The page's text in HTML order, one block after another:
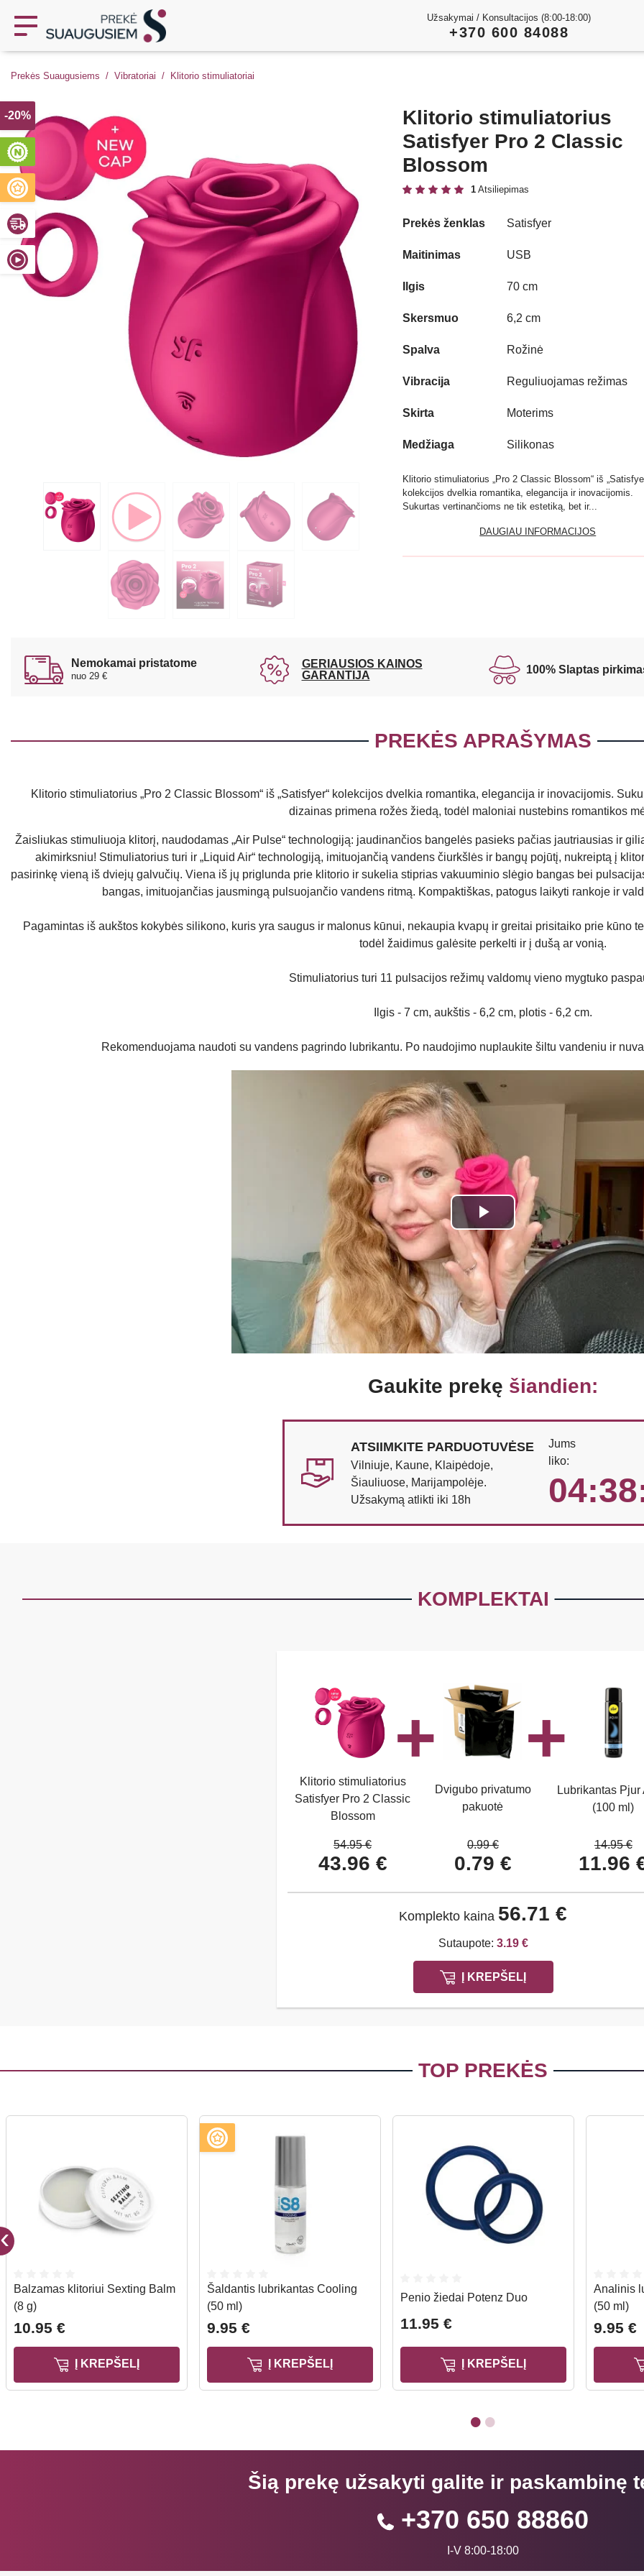
Užsakymai / Konsultacijos (8:00-18:00)
+370 600 84088
Prekės Suaugusiems Vibratoriai Klitorio stimuliatoriai
-20%
Klitorio stimuliatorius
Satisfyer Pro 2 Classic
Blossom
1 Atsiliepimas
Prekės ženklas Satisfyer
Maitinimas USB
Ilgis 70 cm
Skersmuo 6,2 cm
Spalva Rožinė
Vibracija Reguliuojamas režimas
Skirta Moterims
Medžiaga Silikonas
Klitorio stimuliatorius „Pro 2 Classic Blossom“ iš
kolekcijos dvelkia romantika, elegancija ir inovacijomis.
Sukurtas vertinančioms ne tik estetiką, bet ir...
DAUGIAU INFORMACIJOS
Nemokamai pristatome
nuo 29 €
GERIAUSIOS KAINOS
GARANTIJA
100% Slaptas
PREKĖS APRAŠYMAS
Klitorio stimuliatorius „Pro 2 Classic Blossom“ iš „Satisfyer“ kolekcijos dvelkia romantika, elegancija ir inovacijomis.
dizainas primena rožės žiedą, todėl maloniai nustebins romantikos
Žaisliukas stimuliuoja klitorį, naudodamas „Air Pulse“ technologiją: jaudinančios bangelės pasieks pačias jautriausias ir
akimirksniu! Stimuliatorius turi ir „Liquid Air“ technologiją, imituojančią vandens čiurkšlės ir bangų pojūtį, nukreiptą į
pasirinkę vieną iš dviejų galvučių. Viena iš jų priglunda prie klitorio ir sukelia stiprias vakuuminio slėgio bangas bei
bangas, imituojančias jausmingą pulsuojančio vandens ritmą. Kompaktiškas, patogus laikyti rankoje ir
Pagamintas iš aukštos kokybės silikono, kuris yra saugus ir malonus kūnui, nekaupia kvapų ir greitai prisitaiko prie kūno
todėl žaidimus galėsite perkelti ir į dušą ar vonią.
Stimuliatorius turi 11 pulsacijos režimų valdomų vieno mygtuko
Ilgis - 7 cm, aukštis - 6,2 cm, plotis - 6,2 cm.
Rekomenduojama naudoti su vandens pagrindo lubrikantu. Po naudojimo nuplaukite šiltu vandeniu ir
Play
Video
Gaukite prekę šiandien:
ATSIIMKITE PARDUOTUVĖSE
Vilniuje, Kaune, Klaipėdoje,
Šiauliuose, Marijampolėje.
Užsakymą atlikti iki 18h
Jums
liko:
KOMPLEKTAI
Klitorio stimuliatorius
Satisfyer Pro 2 Classic
Blossom
54.95 €
43.96 €
Dvigubo privatumo
pakuotė
0.99 €
0.79 €
Lubrikantas Pjur
(100 ml)
14.95 €
11.96
Komplekto kaina 56.71 €
Sutaupote: 3.19 €
Į KREPŠELĮ
TOP PREKĖS
Balzamas klitoriui Sexting Balm
(8 g)
10.95 €
Į KREPŠELĮ
Šaldantis lubrikantas Cooling
(50 ml)
9.95 €
Į KREPŠELĮ
Penio žiedai Potenz Duo
11.95 €
Į KREPŠELĮ
Analinis
(50 ml)
9.95 €
Šią prekę užsakyti galite ir paskambinę
+370 650 88860
I-V 8:00-18:00